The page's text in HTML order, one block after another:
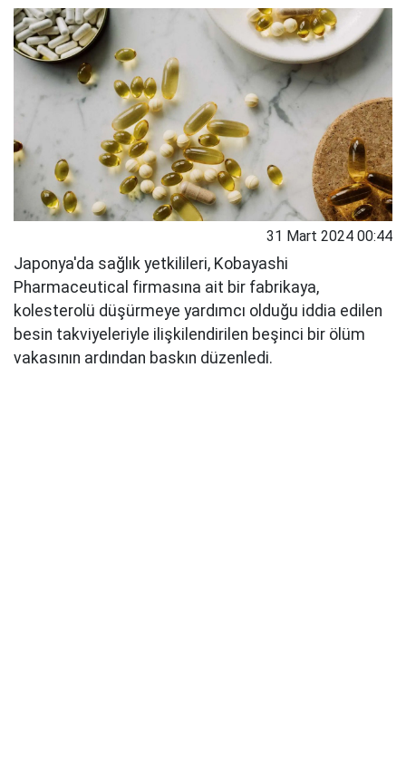
31 Mart 2024 00:44
Japonya'da sağlık yetkilileri, Kobayashi
Pharmaceutical firmasına ait bir fabrikaya,
kolesterolü düşürmeye yardımcı olduğu iddia edilen
besin takviyeleriyle ilişkilendirilen beşinci bir ölüm
vakasının ardından baskın düzenledi.